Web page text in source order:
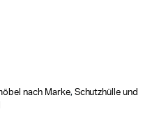
nach Marke, Schutzhülle und